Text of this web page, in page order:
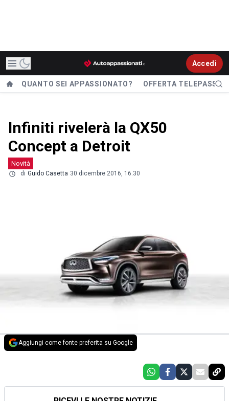
Accedi
QUANTO SEI APPASSIONATO? OFFERTA TELEPASS
Infiniti rivelerà la QX50
Concept a Detroit
Novità
di Guido Casetta 30 dicembre 2016, 16.30
Aggiungi come fonte preferita su Google